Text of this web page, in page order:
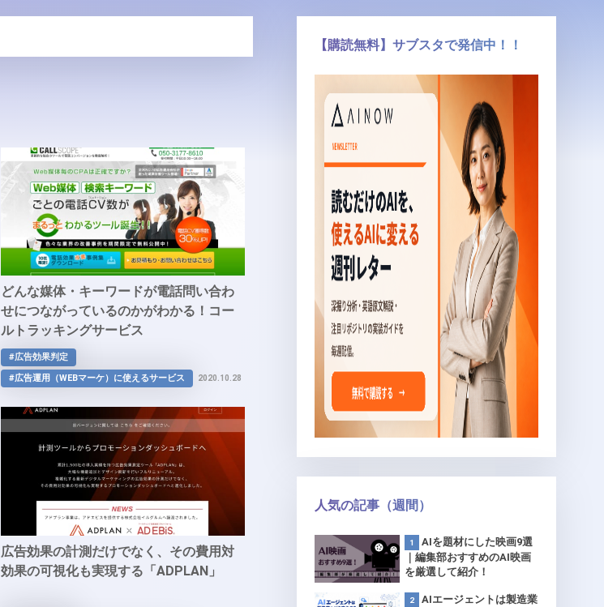
どんな媒体・キーワードが電話問い合わ
せにつながっているのかがわかる！コー
ルトラッキングサービス
「CALLSCOPE」
#広告効果判定
#広告運用（WEBマーケ）に使えるサービス
2020.10.28
広告効果の計測だけでなく、その費用対
効果の可視化も実現する「ADPLAN」
【購読無料】サブスタで発信中！！
人気の記事（週間）
AIを題材にした映画9選
｜編集部おすすめのAI映画
を厳選して紹介！
AIエージェントは製造業